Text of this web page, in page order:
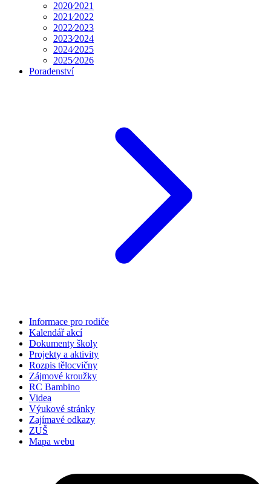
2020⁄2021
2021⁄2022
2022⁄2023
2023⁄2024
2024⁄2025
2025⁄2026
Poradenství
Informace pro rodiče
Kalendář akcí
Dokumenty školy
Projekty a aktivity
Rozpis tělocvičny
Zájmové kroužky
RC Bambino
Videa
Výukové stránky
Zajímavé odkazy
ZUŠ
Mapa webu